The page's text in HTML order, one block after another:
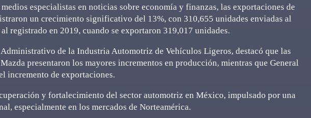
especialistas en noticias sobre economía y finanzas, las exportaciones de
un crecimiento significativo del 13%, con 310,655 unidades enviadas al
registrado en 2019, cuando se exportaron 319,017 unidades.
de la Industria Automotriz de Vehículos Ligeros, destacó que las
presentaron los mayores incrementos en producción, mientras que General
incremento de exportaciones.
y fortalecimiento del sector automotriz en México, impulsado por una
especialmente en los mercados de Norteamérica.